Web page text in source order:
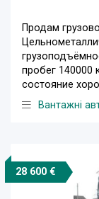
Продам
пробег 140000
состояние
Вантажні
28 600 €